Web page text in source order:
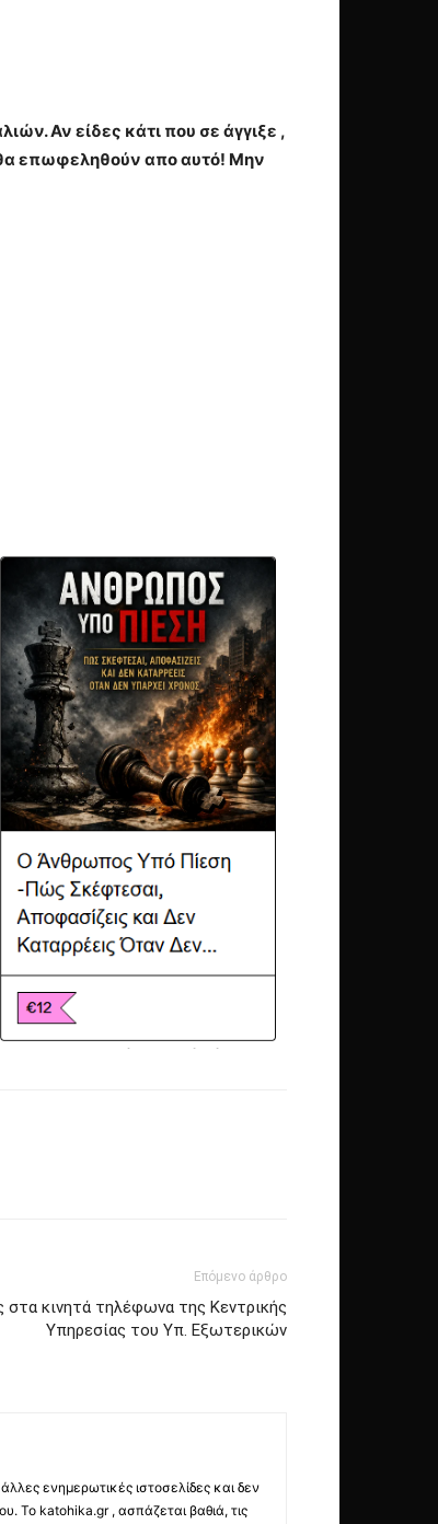
Αν είδες κάτι που σε άγγιξε ,
επωφεληθούν απο αυτό! Μην
Επόμενο άρθρο
στα κινητά τηλέφωνα της Κεντρικής
Υπηρεσίας του Υπ. Εξωτερικών
ενημερωτικές ιστοσελίδες και δεν
Το katohika.gr , ασπάζεται βαθιά, τις